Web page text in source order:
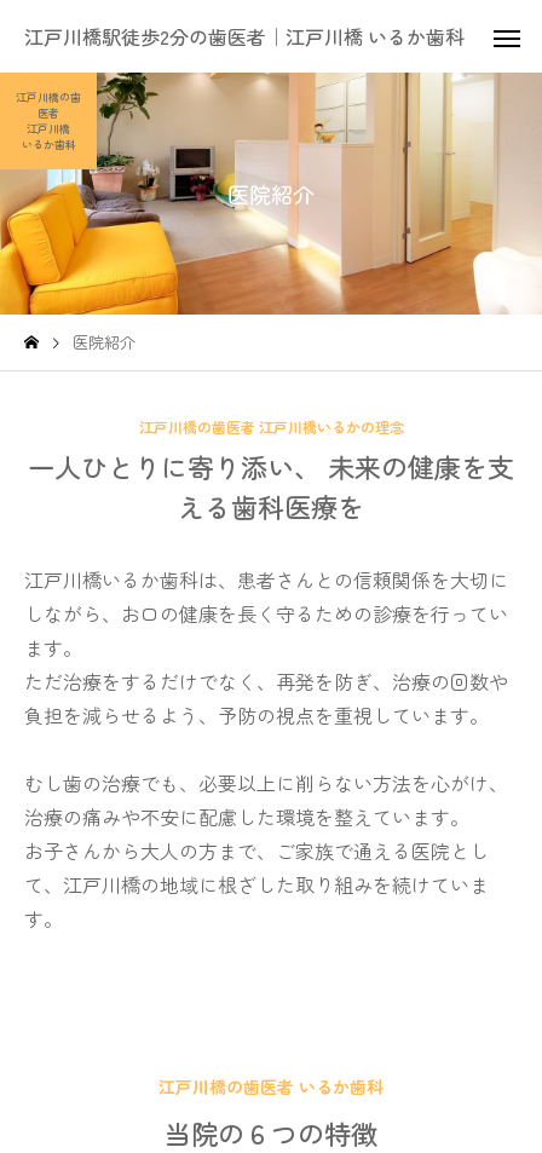
江戸川橋駅徒歩2分の歯医者｜江戸川橋 いるか歯科
医院紹介
江戸川橋の歯
医者
江戸川橋
いるか歯科
医院紹介
江戸川橋の歯医者 江戸川橋いるかの理念
一人ひとりに寄り添い、 未来の健康を支
える歯科医療を
江戸川橋いるか歯科は、患者さんとの信頼関係を大切に
しながら、お口の健康を長く守るための診療を行ってい
ます。
ただ治療をするだけでなく、再発を防ぎ、治療の回数や
負担を減らせるよう、予防の視点を重視しています。
むし歯の治療でも、必要以上に削らない方法を心がけ、
治療の痛みや不安に配慮した環境を整えています。
お子さんから大人の方まで、ご家族で通える医院とし
て、江戸川橋の地域に根ざした取り組みを続けていま
す。
江戸川橋の歯医者 いるか歯科
当院の６つの特徴